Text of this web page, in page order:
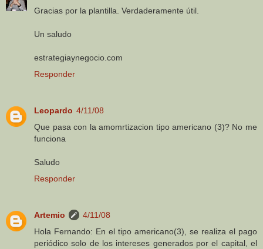
Gracias por la plantilla. Verdaderamente útil.
Un saludo
estrategiaynegocio.com
Responder
Leopardo 4/11/08
Que pasa con la amomrtizacion tipo americano (3)? No me
funciona
Saludo
Responder
Artemio
4/11/08
Hola Fernando: En el tipo americano(3), se realiza el pago
periódico solo de los intereses generados por el capital, el